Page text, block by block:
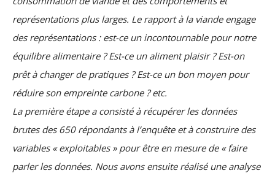
représentations plus larges. Le rapport à la viande engage
des représentations : est-ce un incontournable pour notre
équilibre alimentaire ? Est-ce un aliment plaisir ? Est-on
prêt à changer de pratiques ? Est-ce un bon moyen pour
réduire son empreinte carbone ? etc.
La première étape a consisté à récupérer les données
brutes des 650 répondants à l’enquête et à construire des
variables « exploitables » pour être en mesure de « faire
parler les données. Nous avons ensuite réalisé une analyse